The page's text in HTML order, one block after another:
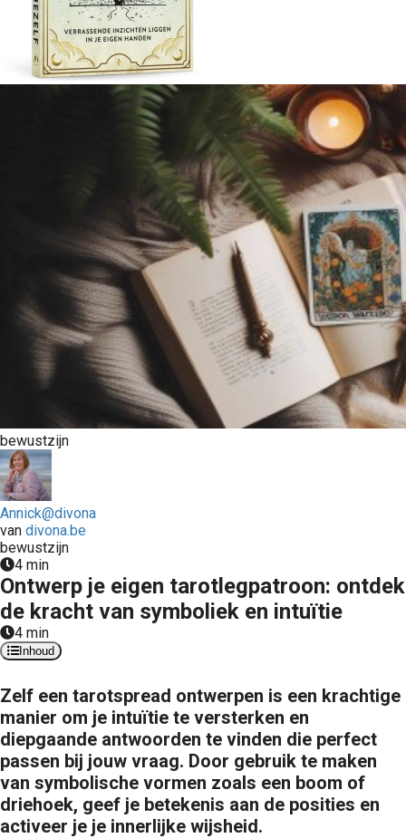
bewustzijn
Annick@divona
van divona.be
bewustzijn
4 min
Ontwerp je eigen tarotlegpatroon: ontdek
de kracht van symboliek en intuïtie
4 min
Inhoud
Zelf een tarotspread ontwerpen is een krachtige
manier om je intuïtie te versterken en
diepgaande antwoorden te vinden die perfect
passen bij jouw vraag. Door gebruik te maken
van symbolische vormen zoals een boom of
driehoek, geef je betekenis aan de posities en
activeer je je innerlijke wijsheid.